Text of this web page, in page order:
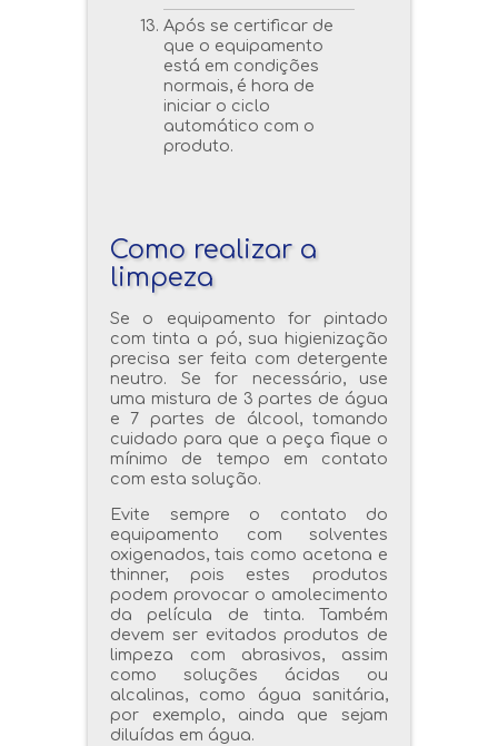
Após se certificar de
que o equipamento
está em condições
normais, é hora de
iniciar o ciclo
automático com o
produto.
Como realizar a
limpeza
Se o equipamento for pintado
com tinta a pó, sua higienização
precisa ser feita com detergente
neutro. Se for necessário, use
uma mistura de 3 partes de água
e 7 partes de álcool, tomando
cuidado para que a peça fique o
mínimo de tempo em contato
com esta solução.
Evite sempre o contato do
equipamento com solventes
oxigenados, tais como acetona e
thinner, pois estes produtos
podem provocar o amolecimento
da película de tinta. Também
devem ser evitados produtos de
limpeza com abrasivos, assim
como soluções ácidas ou
alcalinas, como água sanitária,
por exemplo, ainda que sejam
diluídas em água.